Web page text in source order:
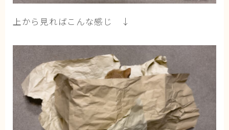
上から見ればこんな感じ ↓